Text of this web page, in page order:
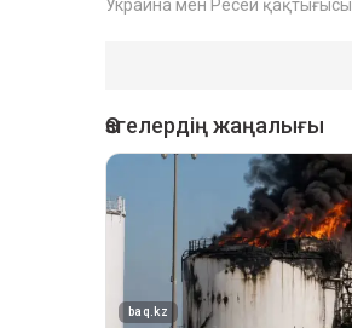
Украина мен Ресей қақтығысы